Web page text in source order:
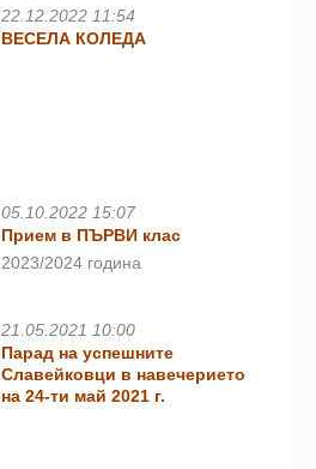
22.12.2022 11:54
ВЕСЕЛА КОЛЕДА
05.10.2022 15:07
Прием в ПЪРВИ клас
2023/2024 година
21.05.2021 10:00
Парад на успешните
Славейковци в навечерието
на 24-ти май 2021 г.